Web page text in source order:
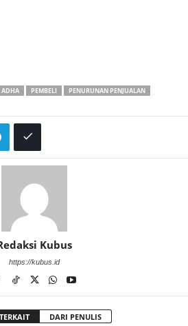
ADHA PEMBELI
PENURUNAN PENJUALAN
Kubus
https://kubus.id
DARI PENULIS